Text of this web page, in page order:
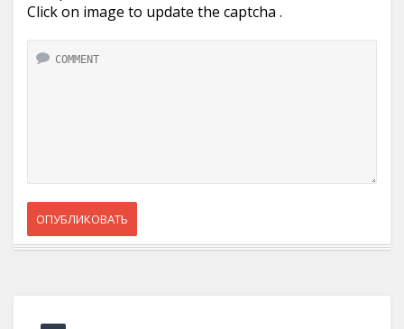
Click on image to update the captcha .